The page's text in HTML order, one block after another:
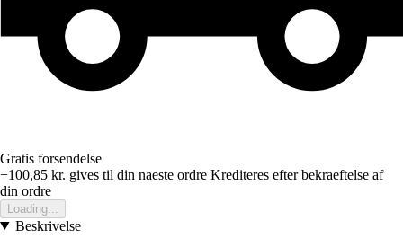
Gratis forsendelse
+100,85 kr. gives til din naeste ordre Krediteres efter bekraeftelse af
din ordre
Loading...
Beskrivelse